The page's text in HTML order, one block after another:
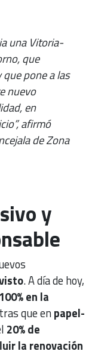
una Vitoria-
que
pone a las
nuevo
en
afirmó
de Zona
y
. A día de hoy,
en la
que enpapel-
20% de
la renovación